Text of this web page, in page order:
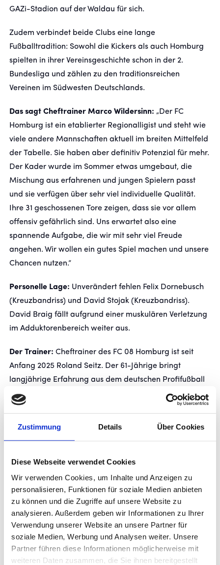
Zustimmung Details Über Cookies
Diese Webseite verwendet Cookies
Wir verwenden Cookies, um Inhalte und Anzeigen zu
personalisieren, Funktionen für soziale Medien anbieten
zu können und die Zugriffe auf unsere Website zu
analysieren. Außerdem geben wir Informationen zu Ihrer
Verwendung unserer Website an unsere Partner für
soziale Medien, Werbung und Analysen weiter. Unsere
Partner führen diese Informationen möglicherweise mit
weiteren Daten zusammen, die Sie ihnen bereitgestellt
GAZi-Stadion auf der Waldau für sich.
Zudem verbindet beide Clubs eine lange
Fußballtradition: Sowohl die Kickers als auch Homburg
spielten in ihrer Vereinsgeschichte schon in der 2.
Bundesliga und zählen zu den traditionsreichen
Vereinen im Südwesten Deutschlands.
Das sagt Cheftrainer Marco Wildersinn: „Der FC
Homburg ist ein etablierter Regionalligist und steht wie
viele andere Mannschaften aktuell im breiten Mittelfeld
der Tabelle. Sie haben aber definitiv Potenzial für mehr.
Der Kader wurde im Sommer etwas umgebaut, die
Mischung aus erfahrenen und jungen Spielern passt
und sie verfügen über sehr viel individuelle Qualität.
Ihre 31 geschossenen Tore zeigen, dass sie vor allem
offensiv gefährlich sind. Uns erwartet also eine
spannende Aufgabe, die wir mit sehr viel Freude
angehen. Wir wollen ein gutes Spiel machen und unsere
Chancen nutzen.“
Personelle Lage: Unverändert fehlen Felix Dornebusch
(Kreuzbandriss) und David Stojak (Kreuzbandriss).
David Braig fällt aufgrund einer muskulären Verletzung
im Adduktorenbereich weiter aus.
Der Trainer: Cheftrainer des FC 08 Homburg ist seit
Anfang 2025 Roland Seitz. Der 61-Jährige bringt
langjährige Erfahrung aus dem deutschen Profifußball
mit und stand bereits bei zahlreichen Vereinen wie unter
anderem beim SSV Jahn Regensburg, Eintracht Trier, VfR
Aalen und der SGV Freiberg an der Seitenlinie. Mit der
Wildersinn zu den erfahrensten Trainern der
Regionalliga Südwest.
Kurioses:In den 1980er-Jahren sorgte der FC 08
Homburg bundesweit für Aufmerksamkeit, als er als
erster Verein der Bundesliga mit Trikotwerbung für eine
Kondommarke auflief – ein damals viel diskutiertes
Thema, das sogar zu einem kurzfristigen Werbeverbot